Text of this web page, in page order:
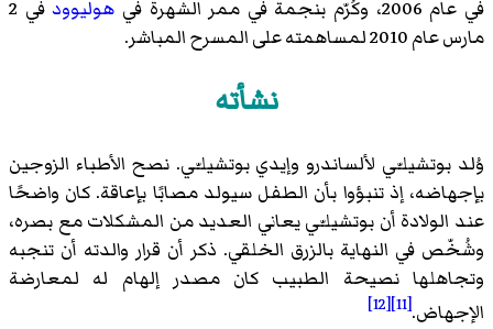
في عام 2006، وكُرّم بنجمة في ممر الشهرة في هوليوود
في 2
مارس عام 2010 لمساهمته على المسرح المباشر.
نشأته
وُلد بوتشيلـّي لألساندرو وإيدي بوتشيلـّي. نصح الأطباء الزوجين
بإجهاضه، إذ تنبؤوا بأن الطفل سيولد مصابًا بإعاقة. كان واضحًا
عند الولادة أن بوتشيلـّي يعاني العديد من المشكلات مع بصره،
وشُخّص في النهاية بالزرق الخلقي. ذكر أن قرار والدته أن تنجبه
وتجاهلها نصيحة الطبيب كان مصدر إلهام له لمعارضة
الإجهاض.[11]
[12]